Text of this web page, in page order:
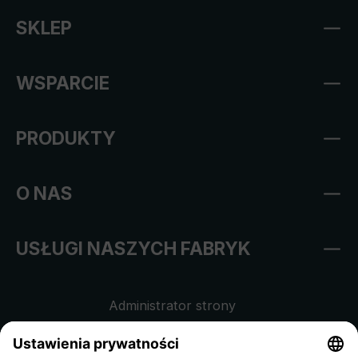
SKLEP
WSPARCIE
PRODUKTY
O NAS
USŁUGI NASZYCH FABRYK
Administrator strony